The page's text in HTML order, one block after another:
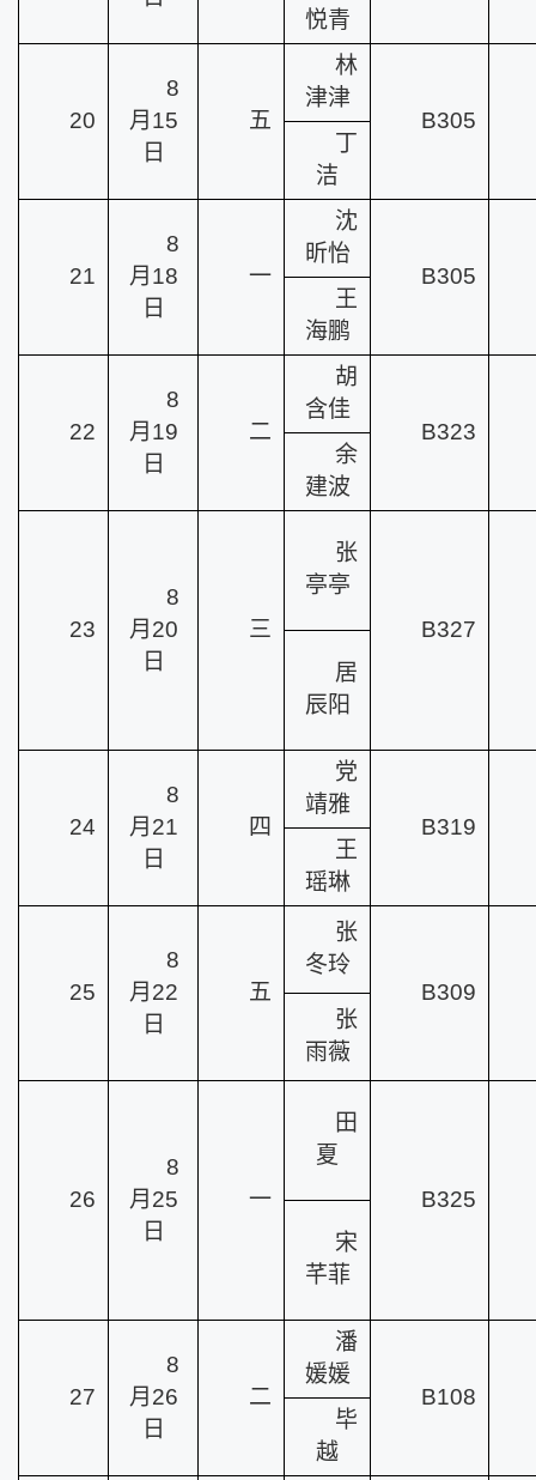
悦青
20
8
月15
日
五
林
津津
B305
丁
洁
21
8
月18
日
一
沈
昕怡
B305
王
海鹏
22
8
月19
日
二
胡
含佳
B323
余
建波
23
8
月20
日
三
张
亭亭
B327
居
辰阳
24
8
月21
日
四
党
靖雅
B319
王
瑶琳
25
8
月22
日
五
张
冬玲
B309
张
雨薇
26
8
月25
日
一
田
夏
B325
宋
芊菲
27
8
月26
日
二
潘
媛媛
B108
毕
越